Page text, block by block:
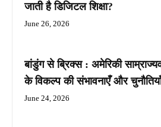
जाती है डिजिटल शिक्षा?
June 26, 2026
बांडुंग से ब्रिक्स : अमेरिकी
के विकल्प की संभावनाएँ और
June 24, 2026